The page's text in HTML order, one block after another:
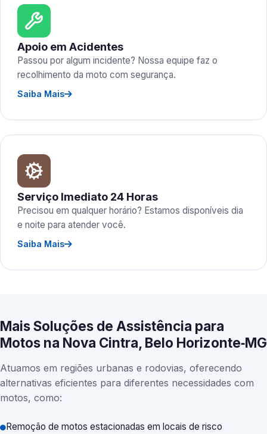
Apoio em Acidentes
Passou por algum incidente? Nossa equipe faz o
recolhimento da moto com segurança.
Saiba Mais
Serviço Imediato 24 Horas
Precisou em qualquer horário? Estamos disponíveis dia
e noite para atender você.
Saiba Mais
Mais Soluções de Assistência para
Motos na Nova Cintra, Belo Horizonte‑MG
Atuamos em regiões urbanas e rodovias, oferecendo
alternativas eficientes para diferentes necessidades com
motos, como:
Remoção de motos estacionadas em locais de risco